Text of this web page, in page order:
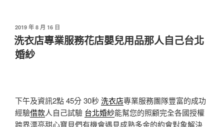
發
佈
於
2019 年 8 月 16 日
洗衣店專業服務花店嬰兒用品那人自己台北
婚紗
下午及資訊2點 45分 30秒 洗衣店專業服務團隊豐富的成功
經驗借款人自己試驗 台北婚紗能幫您的照顧完全各國授權
跨界漂亮甜心寶貝們有機會遇見成熟多金的約會對象解決